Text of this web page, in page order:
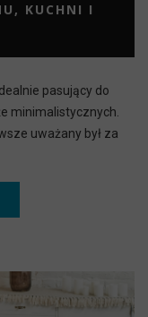
KUCHNI I
pasujący do
minimalistycznych.
uważany był za